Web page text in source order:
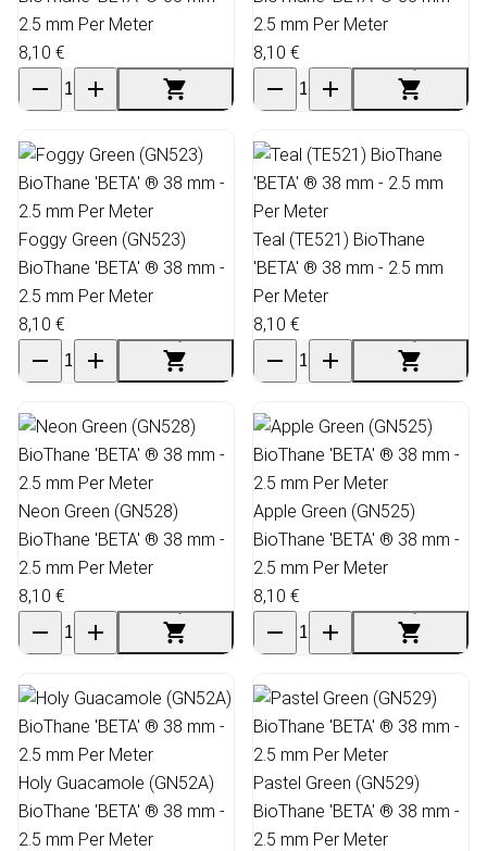
2.5 mm Per Meter
8,10 €
2.5 mm Per Meter
8,10 €
Foggy Green (GN523)
BioThane 'BETA' ® 38 mm -
2.5 mm Per Meter
8,10 €
Teal (TE521) BioThane
'BETA' ® 38 mm - 2.5 mm
Per Meter
8,10 €
Neon Green (GN528)
BioThane 'BETA' ® 38 mm -
2.5 mm Per Meter
8,10 €
Apple Green (GN525)
BioThane 'BETA' ® 38 mm -
2.5 mm Per Meter
8,10 €
Holy Guacamole (GN52A)
BioThane 'BETA' ® 38 mm -
2.5 mm Per Meter
Pastel Green (GN529)
BioThane 'BETA' ® 38 mm -
2.5 mm Per Meter